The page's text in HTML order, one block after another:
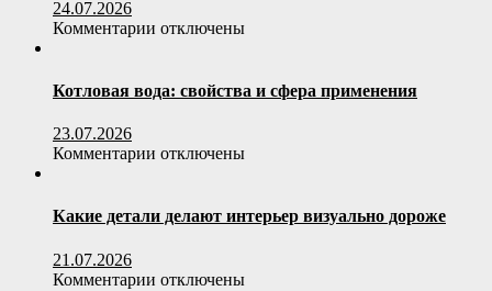
нагрузке
24.07.2026
Комментарии к
умный
выбор
и
отключены
Котловая вода: свойства и сфера применения
23.07.2026
Комментарии к
вода:
свойства
отключены
Какие детали делают интерьер визуально дороже
21.07.2026
Комментарии котключены